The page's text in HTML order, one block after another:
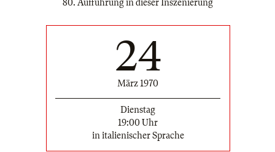
80. Aufführung in dieser Inszenierung
24
März 1970
Dienstag
19:00 Uhr
in italienischer Sprache